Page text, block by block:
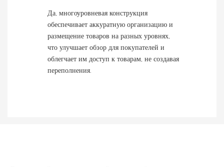
Да, многоуровневая конструкция
обеспечивает аккуратную организацию и
размещение товаров на разных уровнях,
что улучшает обзор для покупателей и
облегчает им доступ к товарам, не создавая
переполнения.